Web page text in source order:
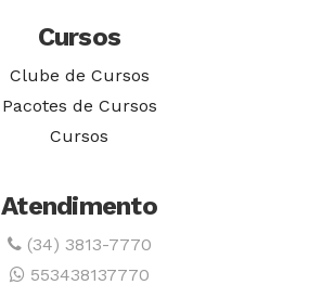
Cursos
Clube de Cursos
Pacotes de Cursos
Cursos
Atendimento
(34) 3813-7770
553438137770